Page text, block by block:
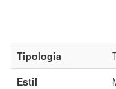
Tipologia
Estil